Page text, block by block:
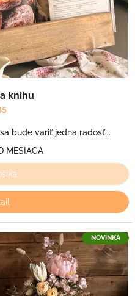
knihu
bude variť jedna radosť...
MESIACA
NOVINKA